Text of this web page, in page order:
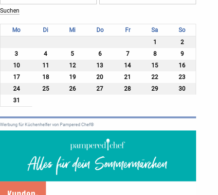
Mo Di Mi Do Fr Sa
So
1
2
3
4 5 6 7 8
9
10
11 12 13 14 15
16
17
18 19 20 21 22
23
24
25 26 27 28 29
30
31
Werbung für Küchenhelfer von Pampered Chef®